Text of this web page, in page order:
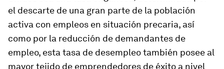
el descarte de una gran parte de la población
activa con empleos en situación precaria, así
como por la reducción de demandantes de
empleo, esta tasa de desempleo también posee al
mayor tejido de emprendedores de éxito a nivel